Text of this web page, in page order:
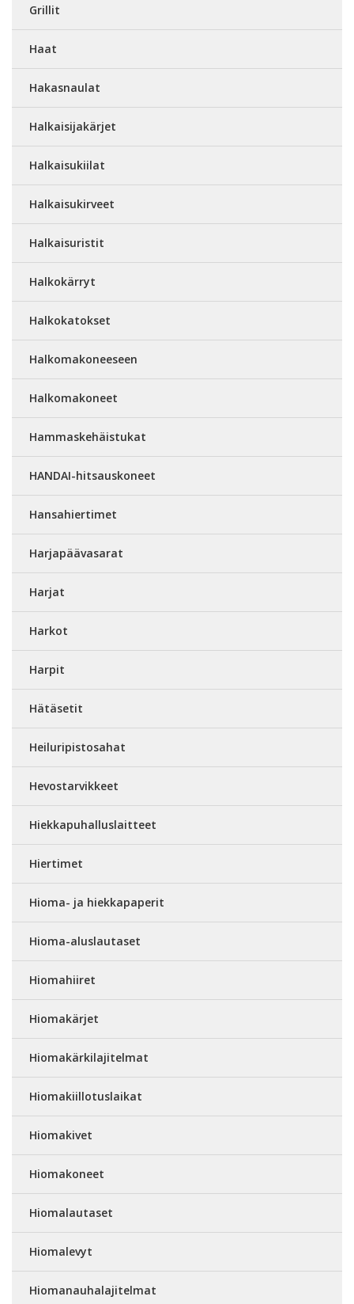
Grillit
Haat
Hakasnaulat
Halkaisijakärjet
Halkaisukiilat
Halkaisukirveet
Halkaisuristit
Halkokärryt
Halkokatokset
Halkomakoneeseen
Halkomakoneet
Hammaskehäistukat
HANDAI-hitsauskoneet
Hansahiertimet
Harjapäävasarat
Harjat
Harkot
Harpit
Hätäsetit
Heiluripistosahat
Hevostarvikkeet
Hiekkapuhalluslaitteet
Hiertimet
Hioma- ja hiekkapaperit
Hioma-aluslautaset
Hiomahiiret
Hiomakärjet
Hiomakärkilajitelmat
Hiomakiillotuslaikat
Hiomakivet
Hiomakoneet
Hiomalautaset
Hiomalevyt
Hiomanauhalajitelmat